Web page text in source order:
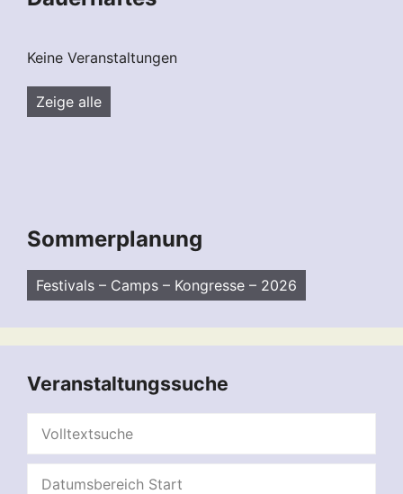
Keine Veranstaltungen
Zeige alle
Sommerplanung
Festivals – Camps – Kongresse – 2026
Veranstaltungssuche